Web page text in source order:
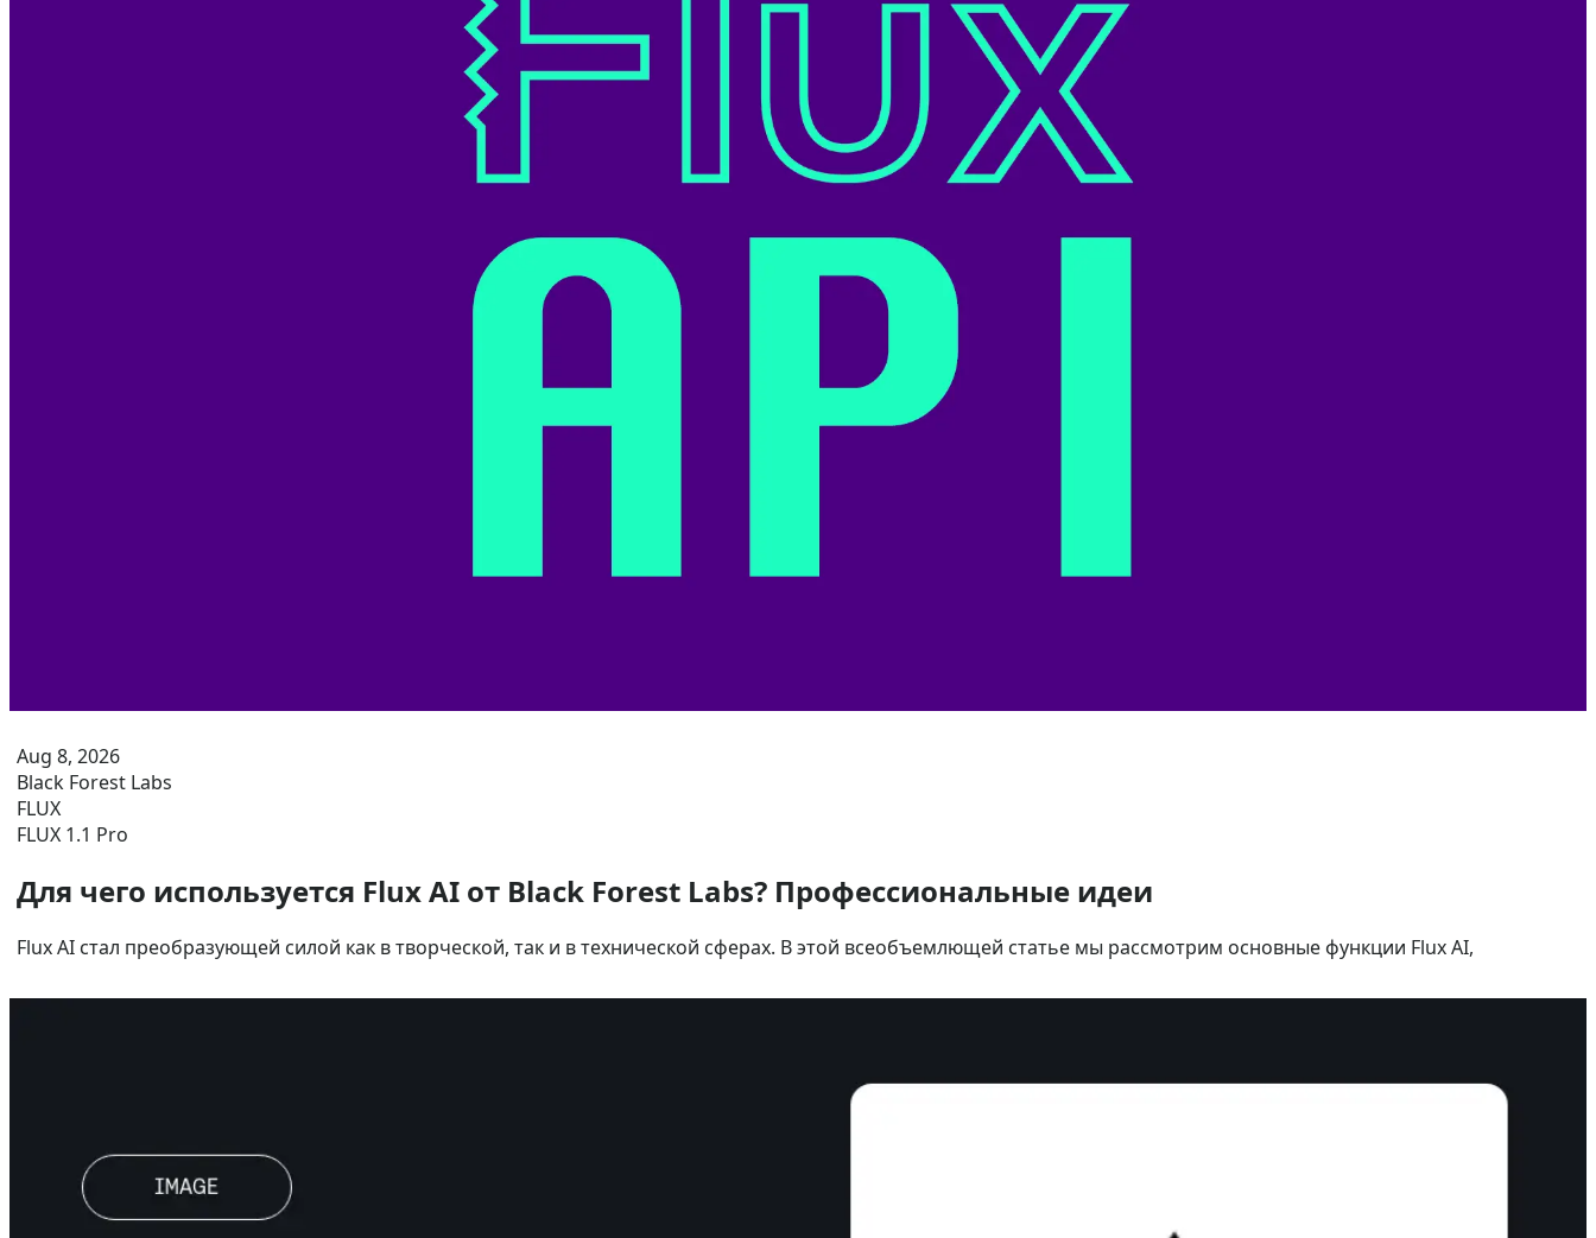
Aug 8, 2026
Black Forest Labs
FLUX
FLUX 1.1 Pro
Для чего используется Flux AI от Black Forest Labs? Профессиональные идеи
Flux AI стал преобразующей силой как в творческой, так и в технической сферах. В этой всеобъемлющей статье мы рассмотрим основные функции Flux AI,